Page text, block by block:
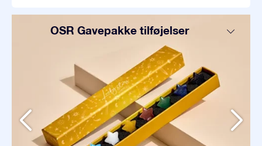
OSR Gavepakke tilføjelser